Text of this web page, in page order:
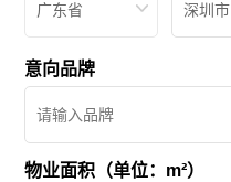
广东省 深圳市
意向品牌
物业面积（单位：m²）